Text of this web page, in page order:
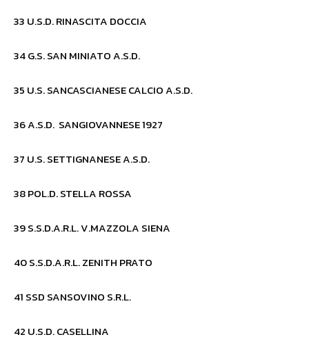
33 U.S.D. RINASCITA DOCCIA
34 G.S. SAN MINIATO A.S.D.
35 U.S. SANCASCIANESE CALCIO A.S.D.
36 A.S.D. SANGIOVANNESE 1927
37 U.S. SETTIGNANESE A.S.D.
38 POL.D. STELLA ROSSA
39 S.S.D.A.R.L. V.MAZZOLA SIENA
40 S.S.D.A.R.L. ZENITH PRATO
41 SSD SANSOVINO S.R.L.
42 U.S.D. CASELLINA